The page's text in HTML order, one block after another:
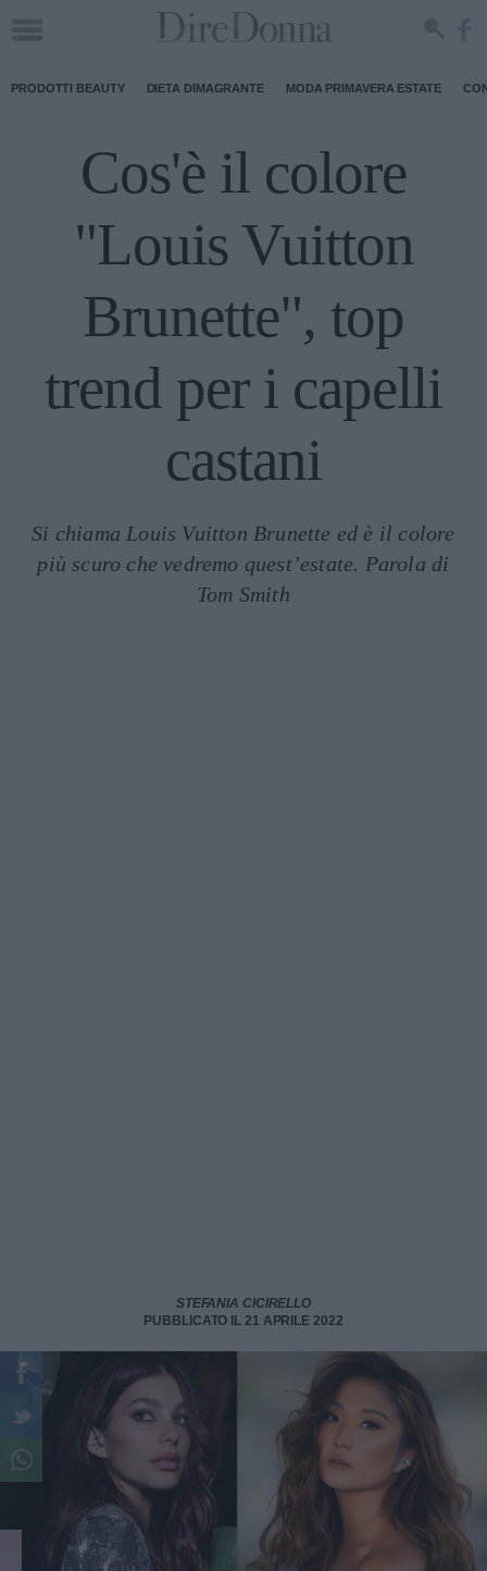
PRODOTTI BEAUTY DIETA DIMAGRANTE MODA PRIMAVERA ESTATE
Cos'è il colore
"Louis Vuitton
Brunette", top
trend per i capelli
castani
Si chiama Louis Vuitton Brunette ed è il colore
più scuro che vedremo quest’estate. Parola di
Tom Smith
STEFANIA CICIRELLO
PUBBLICATO IL 21 APRILE 2022